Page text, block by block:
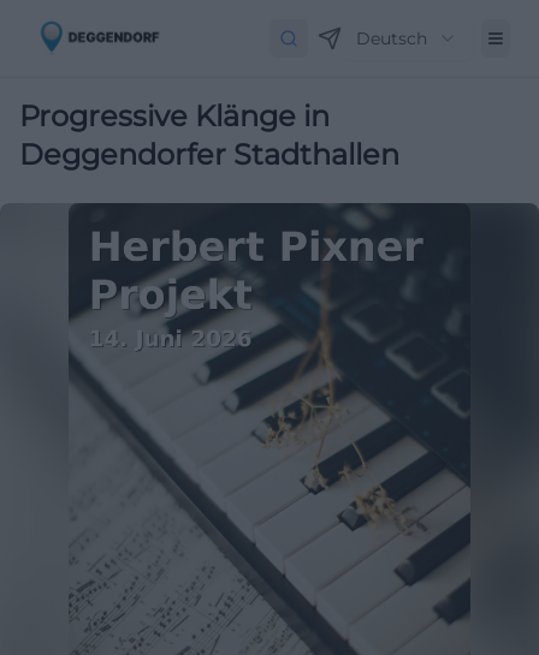
Deutsch
Progressive Klänge in
Deggendorfer Stadthallen